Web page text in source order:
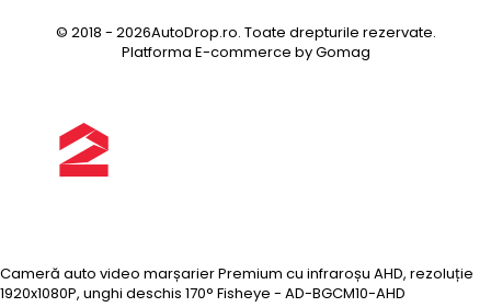
© 2018 - 2026AutoDrop.ro. Toate drepturile rezervate.
Platforma E-commerce by Gomag
Cameră auto video marșarier Premium cu infraroșu AHD, rezoluție
1920x1080P, unghi deschis 170° Fisheye - AD-BGCM10-AHD